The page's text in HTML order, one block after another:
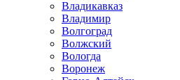
Владикавказ
Владимир
Волгоград
Волжский
Вологда
Воронеж